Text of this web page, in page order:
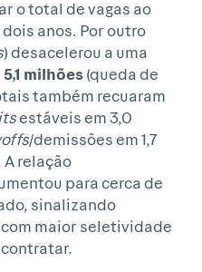
o total de vagas ao
anos. Por outro
) desacelerou a uma
5,1 milhões(queda de
também recuaram
estáveis em 3,0
/demissões em 1,7
relação
para cerca de
sinalizando
maior seletividade